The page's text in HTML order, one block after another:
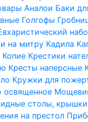
Аналои Баки
Голгофы
на митру Кадила
Копие Крестики
Кресты наперсные
Кружки для
освященное
столы,
на престол